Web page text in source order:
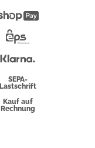
Pay
Überweisung
SEPA-
Lastschrift
Kauf auf
Rechnung